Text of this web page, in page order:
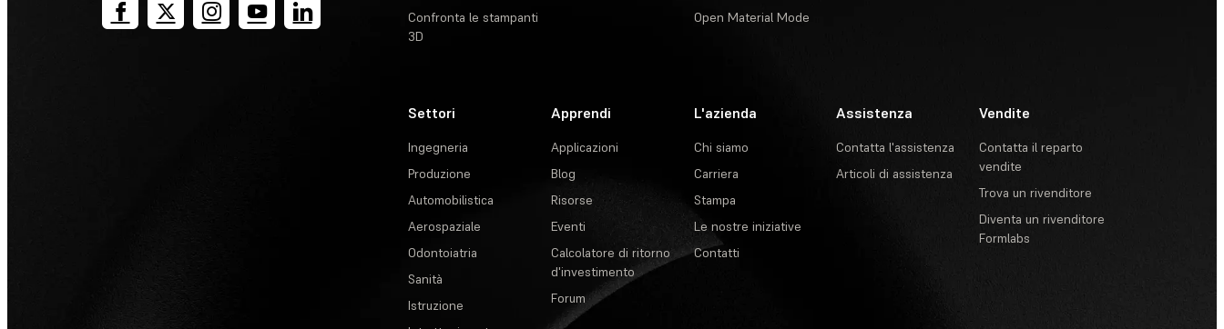
Confronta le stampanti
3D
Open Material Mode
Settori
Ingegneria
Produzione
Automobilistica
Aerospaziale
Odontoiatria
Sanità
Istruzione
Apprendi
Applicazioni
Blog
Risorse
Eventi
Calcolatore di ritorno
d'investimento
Forum
L'azienda
Chi siamo
Carriera
Stampa
Le nostre iniziative
Contatti
Assistenza
Contatta l'assistenza
Articoli di assistenza
Vendite
Contatta il reparto
vendite
Trova un rivenditore
Diventa un rivenditore
Formlabs